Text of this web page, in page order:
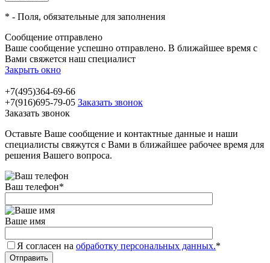
* - Поля, обязательные для заполнения
Сообщение отправлено
Ваше сообщение успешно отправлено. В ближайшее время с
Вами свяжется наш специалист
Закрыть окно
+7(495)364-69-66
+7(916)695-79-05 Заказать звонок
Заказать звонок
Оставьте Ваше сообщение и контактные данные и наши
специалисты свяжутся с Вами в ближайшее рабочее время для
решения Вашего вопроса.
Ваш телефон*
Ваше имя
Я согласен на обработку персональных данных.*